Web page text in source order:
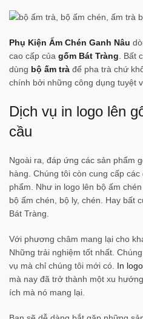
Phụ Kiện Ấm Chén Ganh Nâu
cao cấp của gốm Bát Tràng. Bất
dùng bộ ấm trà để pha trà chứ
chính bởi những công dụng tuyệt
Dịch vụ in logo lên
cầu
Ngoài ra, đáp ứng các sản phẩm
hàng. Chúng tôi còn cung cấp
phẩm. Như in logo lên bộ ấm
bộ ấm chén, bộ ly, chén. Hay bất
Bát Tràng.
Với phương châm mang lại cho
Những trải nghiệm tốt nhất.
vụ mà chỉ chúng tôi mới có. In
mà nay đã trở thành một xu
ích mà nó mang lại.